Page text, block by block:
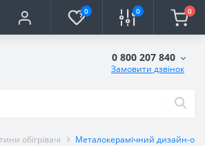
0 0 0
0 800 207 840
Замовити дзвінок
обігрівачі Металокерамічний дизайн-